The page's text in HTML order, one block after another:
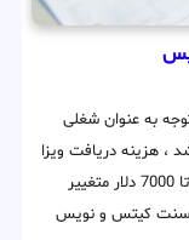
به عنوان شغلی
، هزینه دریافت ویزا
کاری سنت کیتس و نویس بطور کلی از 2000 دلار تا 7000 دلار متغییر
سنت کیتس و نویس